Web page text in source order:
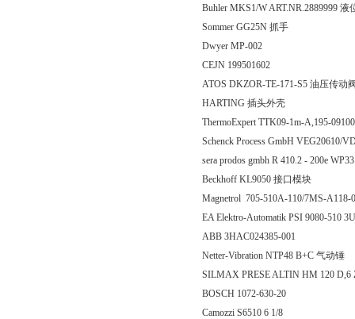
Buhler MKS1/W ART.NR.2889999 液
Sommer GG25N 抓手
Dwyer MP-002
CEJN 199501602
ATOS DKZOR-TE-171-S5 油压传动
HARTING 插头外壳
ThermoExpert TTK09-1m-A,195-
Schenck Process GmbH VEG20610/
sera prodos gmbh R 410.2 - 200e
Beckhoff KL9050 接口模块
Magnetrol 705-510A-110/7MS-A118-
EA Elektro-Automatik PSI 9080-510
ABB 3HAC024385-001
Netter-Vibration NTP48 B+C 气动锤
SILMAX PRESE ALTIN HM 120 D,6
BOSCH 1072-630-20
Camozzi S6510 6 1/8